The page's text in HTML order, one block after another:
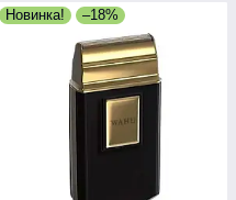
Новинка! –18%